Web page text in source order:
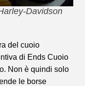
Davidson
del cuoio
di Ends Cuoio
Non è quindi solo
le borse